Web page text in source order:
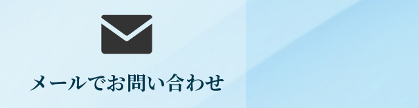
メールでお問い合わせ